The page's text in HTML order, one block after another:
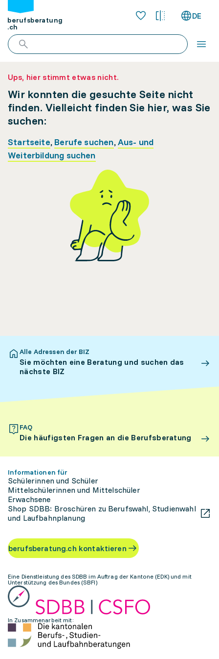
berufsberatung
.ch
DE
Ups, hier stimmt etwas nicht.
Wir konnten die gesuchte Seite nicht
finden. Vielleicht finden Sie hier, was Sie
suchen:
Startseite, Berufe suchen,Aus- und
Weiterbildung suchen
Alle Adressen der BIZ
Sie möchten eine Beratung und suchen das
nächste BIZ
FAQ
Die häufigsten Fragen an die Berufsberatung
Informationen für
Schülerinnen und Schüler
Mittelschülerinnen und Mittelschüler
Erwachsene
Shop SDBB: Broschüren zu Berufswahl, Studienwahl
und Laufbahnplanung
berufsberatung.ch kontaktieren
Eine Dienstleistung des SDBB im Auftrag der Kantone (EDK) und mit
Unterstützung des Bundes (SBFI)
In Zusammenarbeit mit: